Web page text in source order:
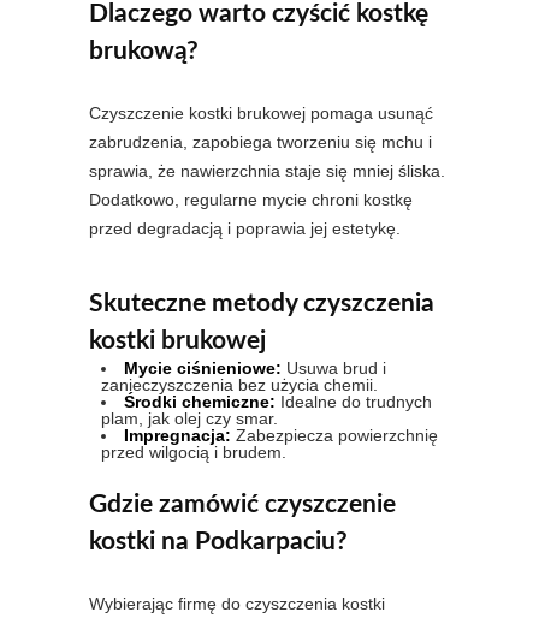
Dlaczego warto czyścić kostkę
brukową?
Czyszczenie kostki brukowej pomaga usunąć
zabrudzenia, zapobiega tworzeniu się mchu i
sprawia, że nawierzchnia staje się mniej śliska.
Dodatkowo, regularne mycie chroni kostkę
przed degradacją i poprawia jej estetykę.
Skuteczne metody czyszczenia
kostki brukowej
Mycie ciśnieniowe: Usuwa brud i
zanieczyszczenia bez użycia chemii.
Środki chemiczne: Idealne do trudnych
plam, jak olej czy smar.
Impregnacja: Zabezpiecza powierzchnię
przed wilgocią i brudem.
Gdzie zamówić czyszczenie
kostki na Podkarpaciu?
Wybierając firmę do czyszczenia kostki